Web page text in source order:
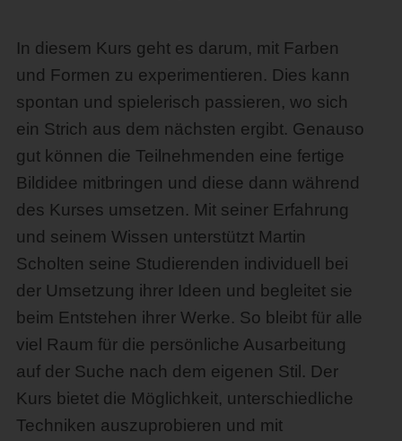
In diesem Kurs geht es darum, mit Farben
und Formen zu experimentieren. Dies kann
spontan und spielerisch passieren, wo sich
ein Strich aus dem nächsten ergibt. Genauso
gut können die Teilnehmenden eine fertige
Bildidee mitbringen und diese dann während
des Kurses umsetzen. Mit seiner Erfahrung
und seinem Wissen unterstützt Martin
Scholten seine Studierenden individuell bei
der Umsetzung ihrer Ideen und begleitet sie
beim Entstehen ihrer Werke. So bleibt für alle
viel Raum für die persönliche Ausarbeitung
auf der Suche nach dem eigenen Stil. Der
Kurs bietet die Möglichkeit, unterschiedliche
Techniken auszuprobieren und mit